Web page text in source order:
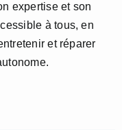
expertise et son
à tous, en
et réparer